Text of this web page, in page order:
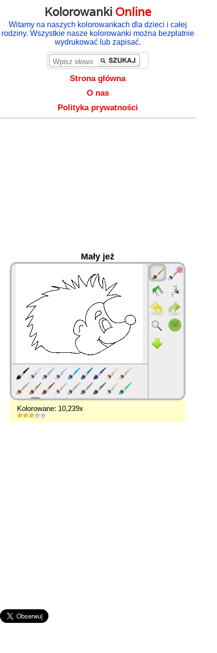
Kolorowanki Online
Witamy na naszych kolorowankach dla dzieci i całej
rodziny. Wszystkie nasze kolorowanki można bezpłatnie
wydrukować lub zapisać.
Strona główna
O nas
Polityka prywatności
Mały jeż
Kolorowane: 10,239x